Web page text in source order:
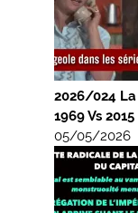
2026/024 La
1969 Vs
05/05/2026